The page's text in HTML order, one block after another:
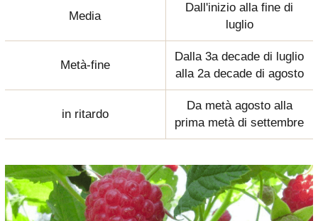
Media
Dall'inizio alla fine di
luglio
Metà-fine
Dalla 3a decade di luglio
alla 2a decade di agosto
in ritardo
Da metà agosto alla
prima metà di settembre